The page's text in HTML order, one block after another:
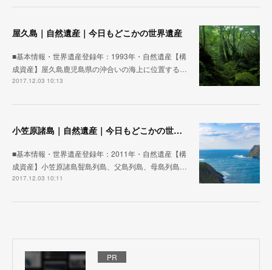
屋久島｜自然遺産｜今日もどこかの世界遺産
■基本情報・世界遺産登録年：1993年・自然遺産【構
成資産】屋久島鹿児島県の沖合いの海上に位置する…
2017.12.03 10:13
小笠原諸島｜自然遺産｜今日もどこかの世界遺産
■基本情報・世界遺産登録年：2011年・自然遺産【構
成資産】小笠原諸島聟島列島、父島列島、母島列島…
2017.12.03 10:11
PR